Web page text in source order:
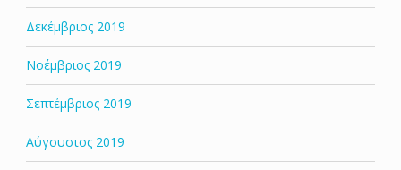
Δεκέμβριος 2019
Νοέμβριος 2019
Σεπτέμβριος 2019
Αύγουστος 2019